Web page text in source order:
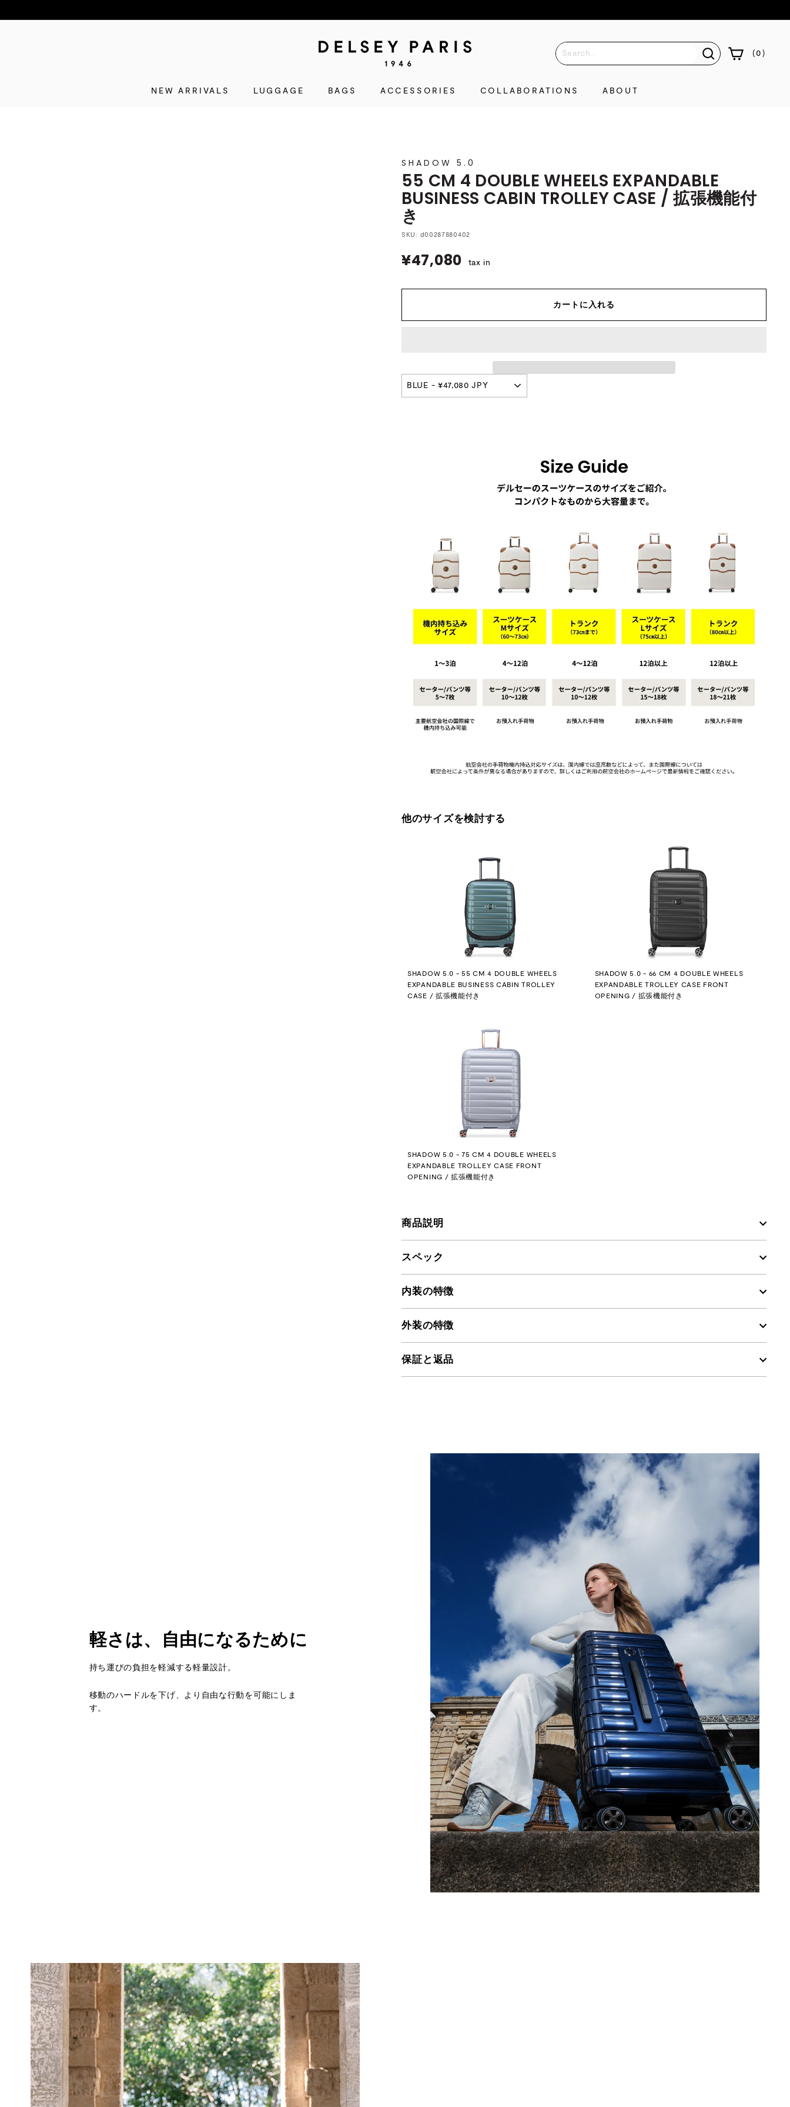
D
E
S
セ
ー)
公
式
シ
ッ
本
( 0 )
NEW ARRIVALS LUGGAGE BAGS ACCESSORIES COLLABORATIONS ABOUT
SHADOW 5.0
55 CM 4 DOUBLE WHEELS EXPANDABLE
BUSINESS CABIN TROLLEY CASE / 拡張機能付
き
SKU: d00287880402
¥47,080 ¥47,080
tax in
カートに入れる
他のサイズを検討する
SHADOW 5.0 - 55 CM 4 DOUBLE WHEELS
EXPANDABLE BUSINESS CABIN TROLLEY
CASE / 拡張機能付き
SHADOW 5.0 - 66 CM 4 DOUBLE WHEELS
EXPANDABLE TROLLEY CASE FRONT
OPENING / 拡張機能付き
SHADOW 5.0 - 75 CM 4 DOUBLE WHEELS
EXPANDABLE TROLLEY CASE FRONT
OPENING / 拡張機能付き
商品説明
スペック
内装の特徴
外装の特徴
保証と返品
軽さは、自由になるために
持ち運びの負担を軽減する軽量設計。
移動のハードルを下げ、より自由な行動を可能にしま
す。